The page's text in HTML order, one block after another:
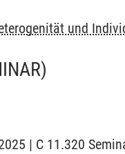
und
| C 11.320